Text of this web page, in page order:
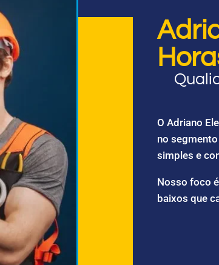
O Adriano
no
simples e
Nosso foco
baixos que